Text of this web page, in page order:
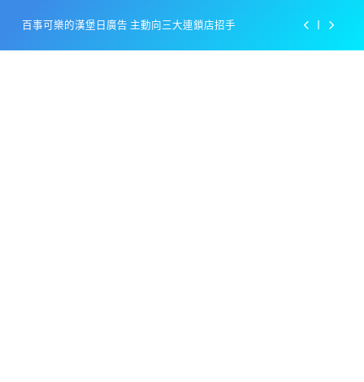
content
百事可樂的漢堡日廣告 主動向三大連鎖店招手